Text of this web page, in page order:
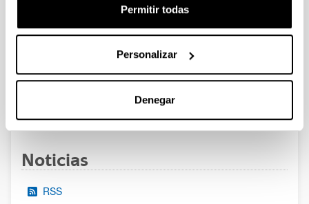
Permitir todas
Personalizar
Denegar
UNIVERSITARIOS NUEVOS
Plazo de presentación cerrado: 08/04/2026 - 27/04/2026 23:59
15/06/2026. Publicado el listado definitivo de solicitudes
4
Noticias
RSS